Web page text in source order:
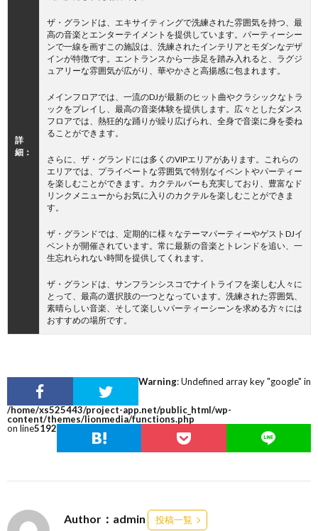
詳
細：
ザ・グランドは、エキサイティングで洗練された雰囲気を持つ、最
高の音楽とエンターテイメントを提供しています。パーティーシー
ンで一線を画すこの施設は、洗練されたインテリアとモダンなデザ
インが特徴です。エントランスから一歩足を踏み入れると、ラグジ
ュアリーな雰囲気が広がり、華やかさと高揚感に包まれます。
メインフロアでは、一流のDJが最新のヒット曲やクラシックなトラ
ックをプレイし、最高の音楽体験を提供します。広々としたダンス
フロアでは、熱狂的な踊りが繰り広げられ、全身で音楽に身を委ね
ることができます。
さらに、ザ・グランドには多くのVIPエリアがあります。これらの
エリアでは、プライベートな雰囲気で特別なイベントやパーティー
を楽しむことができます。カクテルバーも充実しており、豊富なド
リンクメニューからお気に入りのカクテルを楽しむことができま
す。
ザ・グランドでは、定期的に様々なテーマパーティーやゲストDJイ
ベントが開催されています。常に最新の音楽とトレンドを追い、一
生忘れられない時間を提供してくれます。
ザ・グランドは、サンフランシスコでナイトライフを楽しむ人々に
とって、最高の選択肢の一つとなっています。洗練された雰囲気、
素晴らしい音楽、そして楽しいパーティーシーンを求める方々には
おすすめの場所です。
Warning: Undefined array key "google" in
/home/xs525443/project-app.net/public_html/wp-
content/themes/lionmedia/functions.php
on line5192
Author：admin 投稿一覧